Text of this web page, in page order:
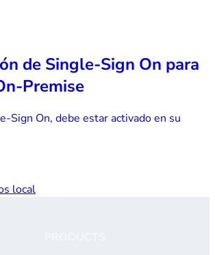
de Single-Sign On para
Premise
Sign On, debe estar activado en su
local